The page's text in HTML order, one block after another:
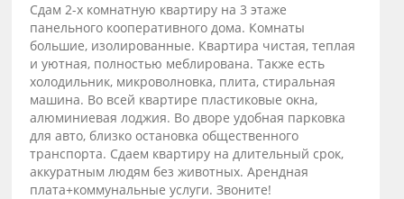
Сдам 2-х комнатную квартиру на 3 этаже
панельного кооперативного дома. Комнаты
большие, изолированные. Квартира чистая, теплая
и уютная, полностью меблирована. Также есть
холодильник, микроволновка, плита, стиральная
машина. Во всей квартире пластиковые окна,
алюминиевая лоджия. Во дворе удобная парковка
для авто, близко остановка общественного
транспорта. Сдаем квартиру на длительный срок,
аккуратным людям без животных. Арендная
плата+коммунальные услуги. Звоните!